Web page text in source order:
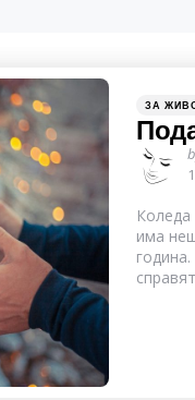
Posted
ЗА
има